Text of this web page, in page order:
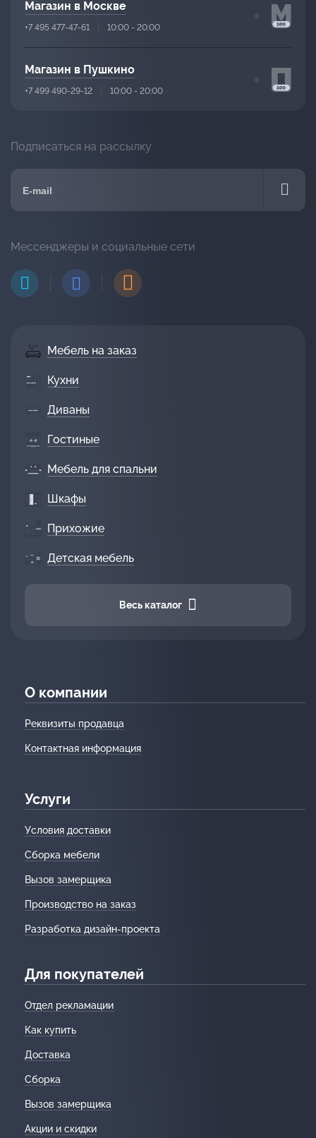
Мебель на заказ
Кухни
Диваны
Гостиные
Мебель для спальни
Шкафы
Прихожие
Детская мебель
Весь каталог
О компании
Реквизиты продавца
Контактная информация
Услуги
Условия доставки
Сборка мебели
Вызов замерщика
Производство на заказ
Разработка дизайн-проекта
Для покупателей
Отдел рекламации
Как купить
Доставка
Сборка
Вызов замерщика
Акции и скидки
Магазин в Москве
+7 495 477-47-61 10:00 - 20:00
Магазин в Пушкино
+7 499 490-29-12 10:00 - 20:00
Подписаться на рассылку
Мессенджеры и социальные сети